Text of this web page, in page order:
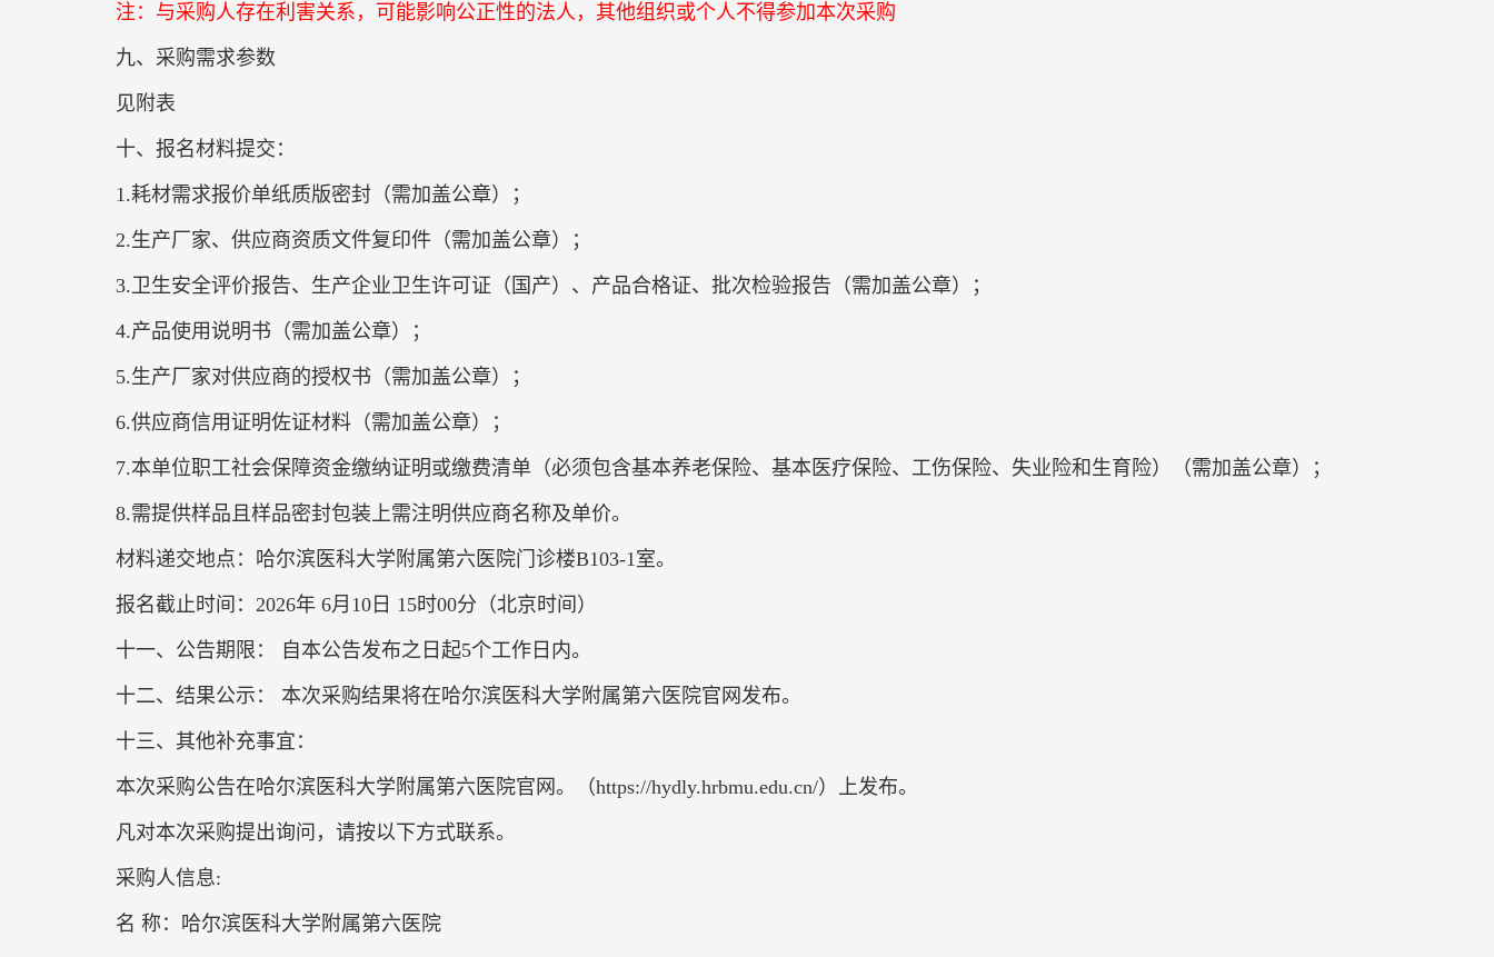
注：与采购人存在利害关系，可能影响公正性的法人，其他组织或个人不得参加本次采购
九、采购需求参数
见附表
十、报名材料提交：
1.耗材需求报价单纸质版密封（需加盖公章）；
2.生产厂家、供应商资质文件复印件（需加盖公章）；
3.卫生安全评价报告、生产企业卫生许可证（国产）、产品合格证、批次检验报告（需加盖公章）；
4.产品使用说明书（需加盖公章）；
5.生产厂家对供应商的授权书（需加盖公章）；
6.供应商信用证明佐证材料（需加盖公章）；
7.本单位职工社会保障资金缴纳证明或缴费清单（必须包含基本养老保险、基本医疗保险、工伤保险、失业险和生育险）（需加盖公章）；
8.需提供样品且样品密封包装上需注明供应商名称及单价。
材料递交地点：哈尔滨医科大学附属第六医院门诊楼B103-1室。
报名截止时间：2026年 6月10日 15时00分（北京时间）
十一、公告期限： 自本公告发布之日起5个工作日内。
十二、结果公示： 本次采购结果将在哈尔滨医科大学附属第六医院官网发布。
十三、其他补充事宜：
本次采购公告在哈尔滨医科大学附属第六医院官网。（https://hydly.hrbmu.edu.cn/）上发布。
凡对本次采购提出询问，请按以下方式联系。
采购人信息:
名 称：哈尔滨医科大学附属第六医院